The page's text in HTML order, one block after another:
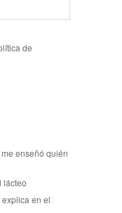
de
enseñó quién
lácteo
en el